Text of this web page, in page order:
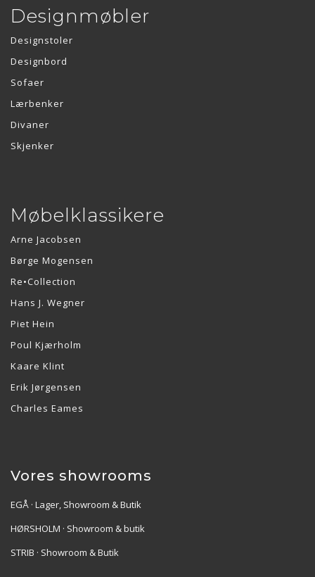
Designmøbler
Designstoler
Designbord
Sofaer
Lærbenker
Divaner
Skjenker
Møbelklassikere
Arne Jacobsen
Børge Mogensen
Re•Collection
Hans J. Wegner
Piet Hein
Poul Kjærholm
Kaare Klint
Erik Jørgensen
Charles Eames
Vores showrooms
EGÅ · Lager, Showroom & Butik
HØRSHOLM · Showroom & butik
STRIB · Showroom & Butik